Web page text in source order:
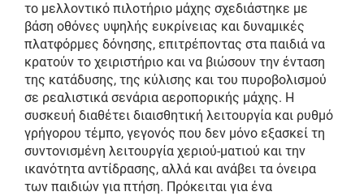
το μελλοντικό πιλοτήριο μάχης σχεδιάστηκε με
βάση οθόνες υψηλής ευκρίνειας και δυναμικές
πλατφόρμες δόνησης, επιτρέποντας στα παιδιά να
κρατούν το χειριστήριο και να βιώσουν την ένταση
της κατάδυσης, της κύλισης και του πυροβολισμού
σε ρεαλιστικά σενάρια αεροπορικής μάχης. Η
συσκευή διαθέτει διαισθητική λειτουργία και ρυθμό
γρήγορου τέμπο, γεγονός που δεν μόνο εξασκεί τη
συντονισμένη λειτουργία χεριού-ματιού και την
ικανότητα αντίδρασης, αλλά και ανάβει τα όνειρα
των παιδιών για πτήση. Πρόκειται για ένα